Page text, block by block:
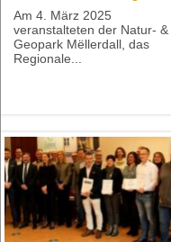
Am 4. März 2025
veranstalteten der Natur- &
Geopark Mëllerdall, das
Regionale...